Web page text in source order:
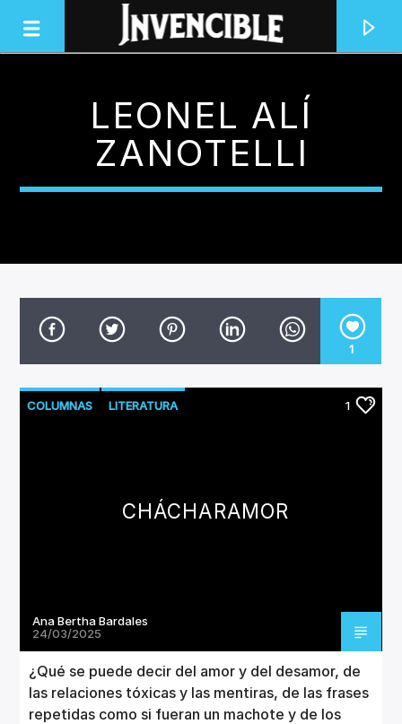
INVENCIBLE RADIO
JUNTOS SOMOS INVENCIBLES
CANCIÓN ACTUAL
LEONEL ALÍ
ZANOTELLI
1
COLUMNAS LITERATURA 1
CHÁCHARAMOR
Ana Bertha Bardales
24/03/2025
¿Qué se puede decir del amor y del desamor, de
las relaciones tóxicas y las mentiras, de las frases
repetidas como si fueran un machote y de los